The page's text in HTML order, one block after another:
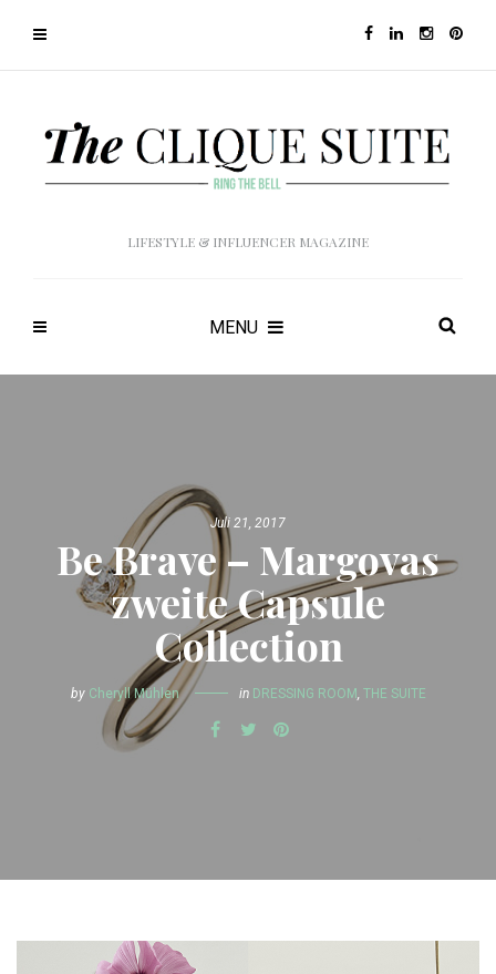
LIFESTYLE & INFLUENCER MAGAZINE
MENU
Juli 21, 2017
Be Brave – Margovas
zweite Capsule
Collection
by Cheryll Mühlen in DRESSING ROOM, THE SUITE